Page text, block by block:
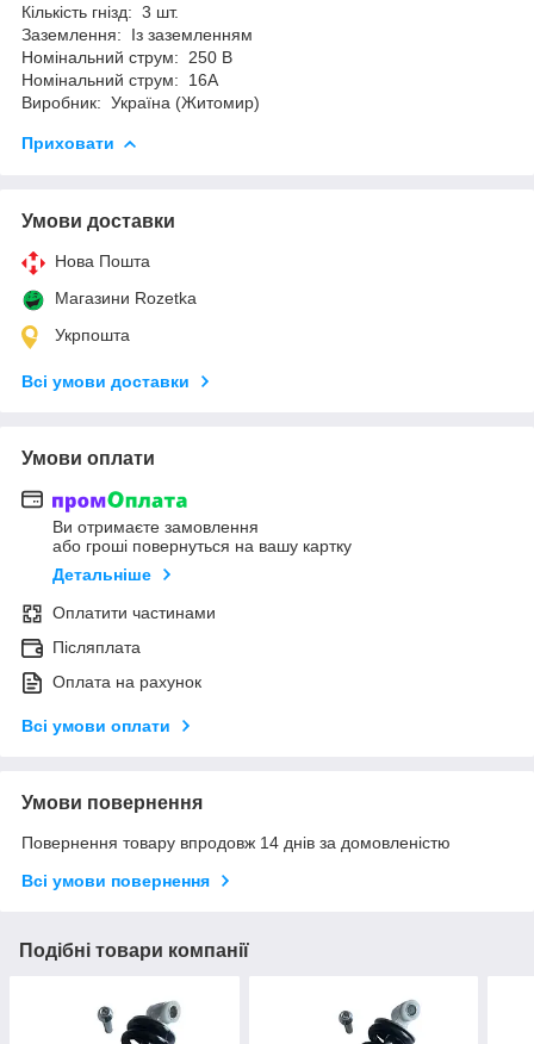
Кількість гнізд: 3 шт.
Заземлення: Із заземленням
Номінальний струм: 250 В
Номінальний струм: 16А
Виробник: Україна (Житомир)
Приховати
Умови доставки
Нова Пошта
Магазини Rozetka
Укрпошта
Всі умови доставки
Умови оплати
Ви отримаєте замовлення
або гроші повернуться на вашу картку
Детальніше
Оплатити частинами
Післяплата
Оплата на рахунок
Всі умови оплати
Умови повернення
Повернення товару впродовж 14 днів за домовленістю
Всі умови повернення
Подібні товари компанії